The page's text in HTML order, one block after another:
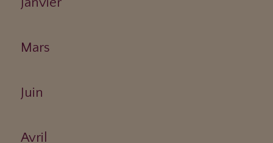
Mars
Juin
Avril